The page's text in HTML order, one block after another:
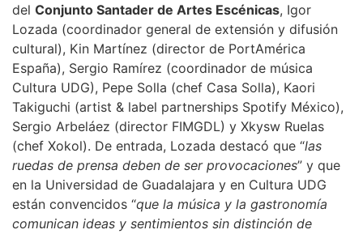
del Conjunto Santader de Artes Escénicas, Igor
Lozada (coordinador general de extensión y difusión
cultural), Kin Martínez (director de PortAmérica
España), Sergio Ramírez (coordinador de música
Cultura UDG), Pepe Solla (chef Casa Solla), Kaori
Takiguchi (artist & label partnerships Spotify México),
Sergio Arbeláez (director FIMGDL) y Xkysw Ruelas
(chef Xokol). De entrada, Lozada destacó que “las
ruedas de prensa deben de ser provocaciones” y que
en la Universidad de Guadalajara y en Cultura UDG
están convencidos “que la música y la gastronomía
comunican ideas y sentimientos sin distinción de